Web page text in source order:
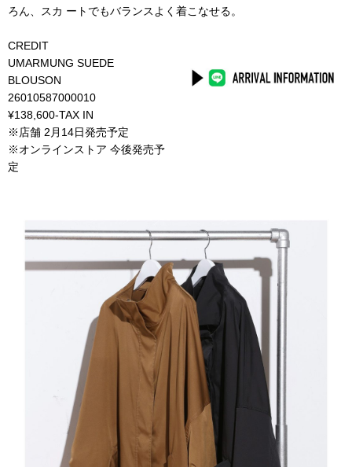
ろん、スカ ートでもバランスよく着こなせる。
CREDIT
UMARMUNG SUEDE
BLOUSON
26010587000010
¥138,600-TAX IN
※店舗 2月14日発売予定
※オンラインストア 今後発売予
定